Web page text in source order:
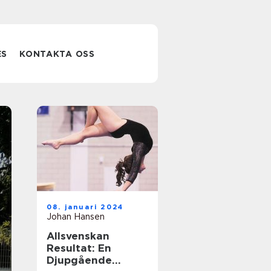
KONTAKTA OSS
Fotbollsresa
med biljett och
hotell: En
08. januari 2024
Johan Hansen
Allsvenskan
Resultat: En
Djupgående